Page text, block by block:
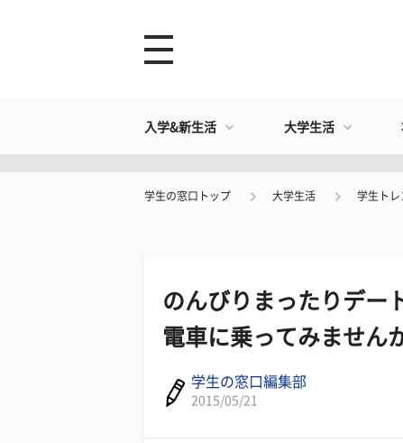
入学&新生活 大学生活
学生の窓口トップ 大学生活 学生トレ
のんびりまったりデー
電車に乗ってみません
学生の窓口編集部
2015/05/21